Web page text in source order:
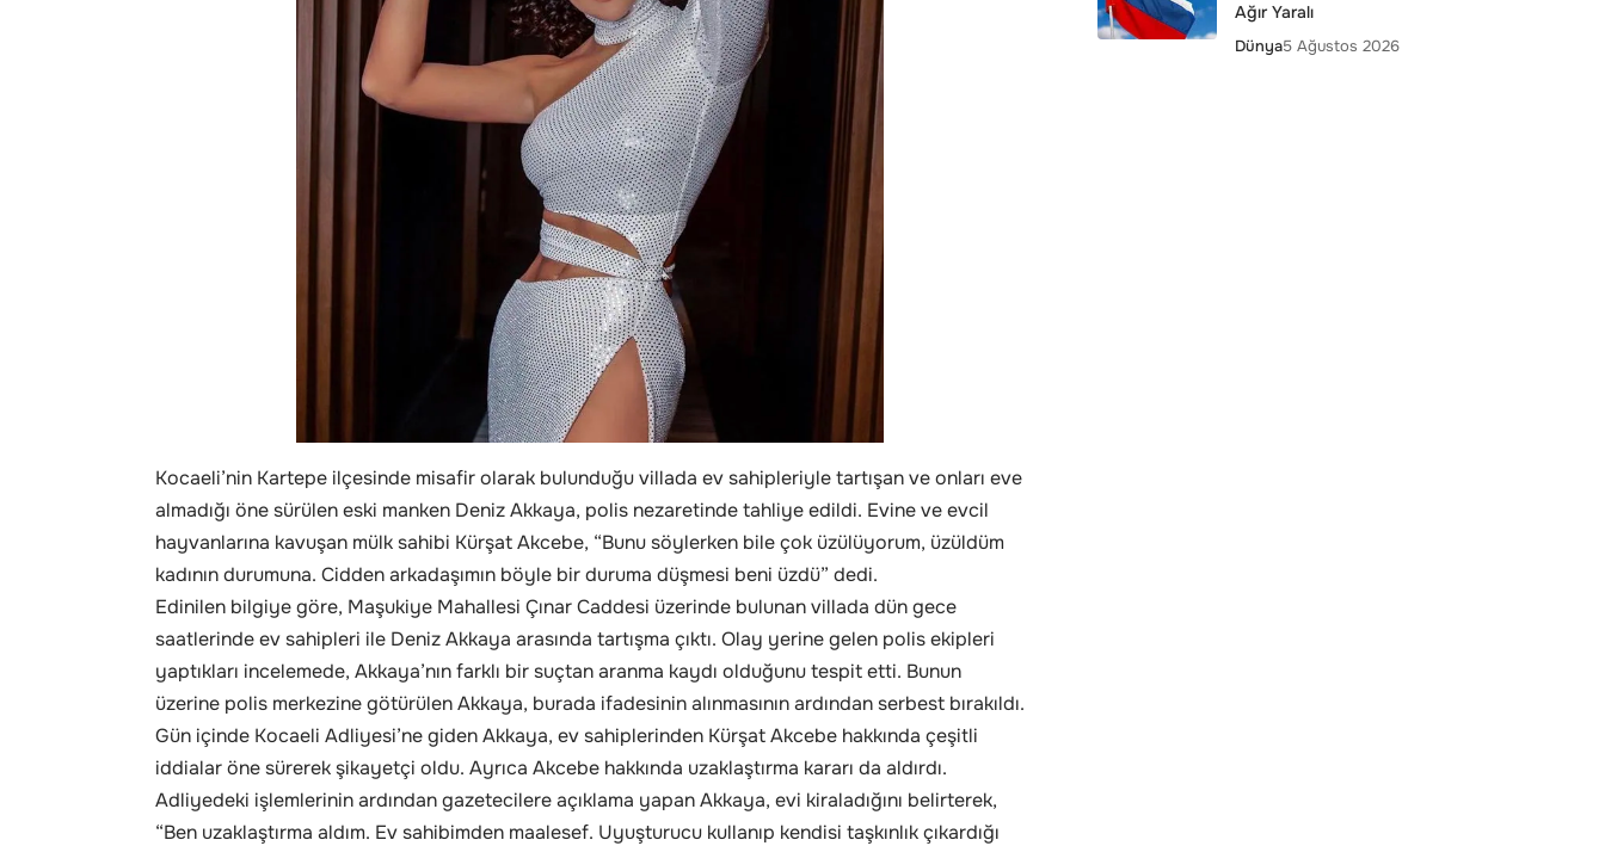
Kocaeli’nin Kartepe ilçesinde misafir olarak bulunduğu villada ev sahipleriyle tartışan ve onları eve
almadığı öne sürülen eski manken Deniz Akkaya, polis nezaretinde tahliye edildi. Evine ve evcil
hayvanlarına kavuşan mülk sahibi Kürşat Akcebe, “Bunu söylerken bile çok üzülüyorum, üzüldüm
kadının durumuna. Cidden arkadaşımın böyle bir duruma düşmesi beni üzdü” dedi.
Edinilen bilgiye göre, Maşukiye Mahallesi Çınar Caddesi üzerinde bulunan villada dün gece
saatlerinde ev sahipleri ile Deniz Akkaya arasında tartışma çıktı. Olay yerine gelen polis ekipleri
yaptıkları incelemede, Akkaya’nın farklı bir suçtan aranma kaydı olduğunu tespit etti. Bunun
üzerine polis merkezine götürülen Akkaya, burada ifadesinin alınmasının ardından serbest bırakıldı.
Gün içinde Kocaeli Adliyesi’ne giden Akkaya, ev sahiplerinden Kürşat Akcebe hakkında çeşitli
iddialar öne sürerek şikayetçi oldu. Ayrıca Akcebe hakkında uzaklaştırma kararı da aldırdı.
Adliyedeki işlemlerinin ardından gazetecilere açıklama yapan Akkaya, evi kiraladığını belirterek,
“Ben uzaklaştırma aldım. Ev sahibimden maalesef. Uyuşturucu kullanıp kendisi taşkınlık çıkardığı
Ağır Yaralı
Dünya5 Ağustos 2026